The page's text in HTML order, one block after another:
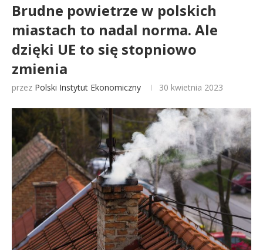
Brudne powietrze w polskich
miastach to nadal norma. Ale
dzięki UE to się stopniowo
zmienia
przez Polski Instytut Ekonomiczny 30 kwietnia 2023